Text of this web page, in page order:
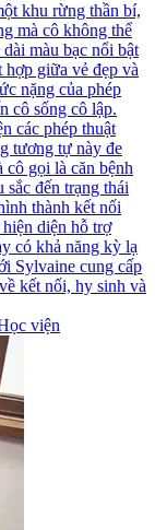
khu rừng thần bí,
mà cô không thể
màu bạc nổi bật
hợp giữa vẻ đẹp và
nặng của phép
cô sống cô lập.
các phép thuật
tương tự này đe
cô gọi là căn bệnh
đến trạng thái
thành kết nối
diện hỗ trợ
có khả năng kỳ lạ
Sylvaine cung cấp
kết nối, hy sinh và
viện